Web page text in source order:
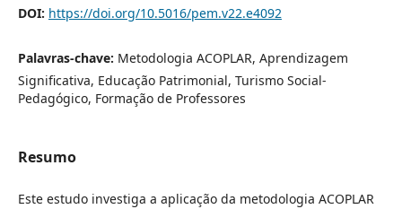
DOI: https://doi.org/10.5016/pem.v22.e4092
Palavras-chave: Metodologia ACOPLAR, Aprendizagem
Significativa, Educação Patrimonial, Turismo Social-
Pedagógico, Formação de Professores
Resumo
Este estudo investiga a aplicação da metodologia ACOPLAR